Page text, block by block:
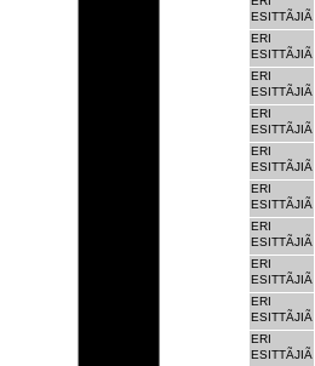
ESITTÃJIÃ
ERI
ESITTÃJIÃ
ERI
ESITTÃJIÃ
ERI
ESITTÃJIÃ
ERI
ESITTÃJIÃ
ERI
ESITTÃJIÃ
ERI
ESITTÃJIÃ
ERI
ESITTÃJIÃ
ERI
ESITTÃJIÃ
ERI
ESITTÃJIÃ